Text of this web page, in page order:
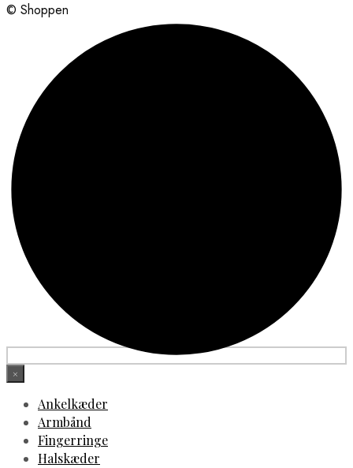
© Shoppen
×
Ankelkæder
Armbånd
Fingerringe
Halskæder